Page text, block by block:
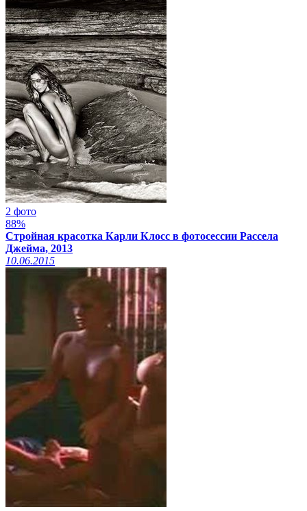
2 фото
88%
Стройная красотка Карли Клосс в фотосессии Рассела
Джейма, 2013
10.06.2015